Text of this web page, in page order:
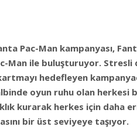
Pac-Man kampanyası,
Man ile buluşturuyor. Stresli
hedefleyen
oyun ruhu olan herkesi
kurarak herkes için daha
bir üst seviyeye taşıyor.